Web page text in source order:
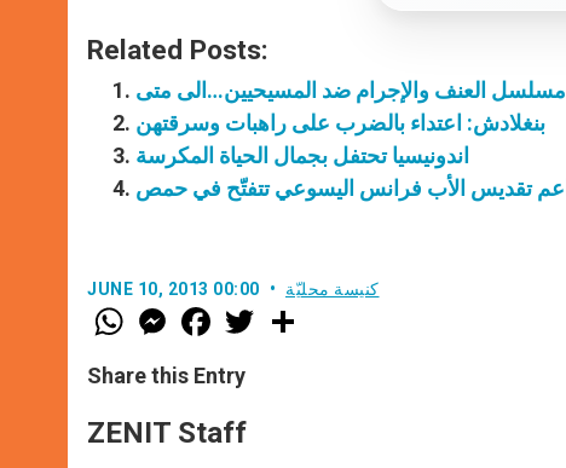
Related Posts:
مسلسل العنف والإجرام ضد المسيحيين…الى متى
بنغلادش: اعتداء بالضرب على راهبات وسرقتهن
اندونيسيا تحتفل بجمال الحياة المكرسة
JUNE 10, 2013 00:00 كنيسة محليّة
W
h
t
s
p
p
M
e
s
e
g
e
F
a
e
b
o
k
w
Share this Entry
ZENIT Staff